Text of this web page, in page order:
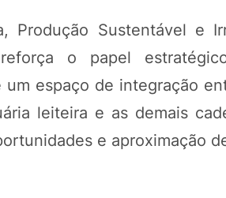
Produção Sustentável e
o papel
espaço de integração
leiteira e as demais
e aproximação